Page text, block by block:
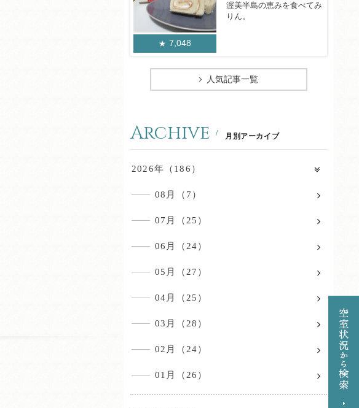
7,048
渥美半島の恵みを食べてみ
りん。
人気記事一覧
Archive 月別アーカイブ
2026年（186）
08月（7）
07月（25）
06月（24）
05月（27）
04月（25）
03月（28）
02月（24）
01月（26）